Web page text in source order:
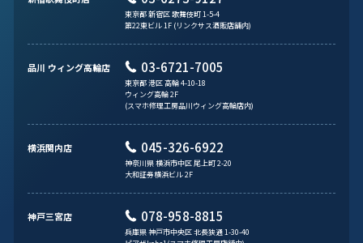
東京都 新宿区 歌舞伎町 1-5-4
第22東ビル 1F (リンクサス酒販店舗内)
品川 ウィング高輪店 03-6721-7005
東京都 港区 高輪 4-10-18
ウィング高輪 2F
(スマホ修理工房品川ウィング高輪店内)
横浜関内店 045-326-6922
神奈川県 横浜市中区 尾上町 2-20
大和証券横浜ビル 2F
神戸三宮店 078-958-8815
兵庫県 神戸市中央区 北長狭通 1-30-40